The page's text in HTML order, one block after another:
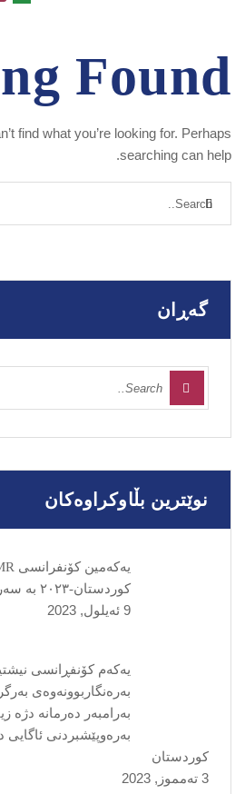
Found
find what you’re looking for. Perhaps
searching can help.
گەڕان
نوێترین بڵاوکراوەکان
کوردستان-٢٠٢٣ بە سەرکەوتوویی ئەنجامدرا
9 ئه‌یلول, 2023
یەکەم کۆنفڕانسی
بەرەنگاربوونەوەی
بەرامبەر دەرمانە دژە
بەرەوپێشبردنی
کوردستان
3 ته‌مموز, 2023